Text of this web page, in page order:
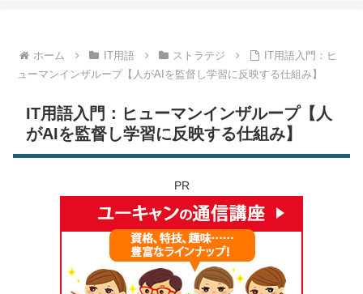
ホーム IT用語 ストラテジ
IT用語入門：ヒ
ューマンインザループ【人がAIを監督し学習に反映する仕組み】
IT用語入門：ヒューマンインザループ【人
がAIを監督し学習に反映する仕組み】
PR